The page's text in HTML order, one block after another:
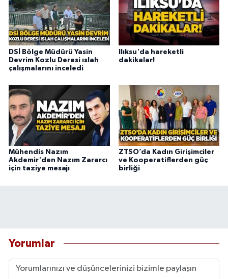
DSİ Bölge Müdürü Yasin
Devrim Kozlu Deresi ıslah
çalışmalarını inceledi
Ilıksu'da hareketli
dakikalar!
Mühendis Nazım
Akdemir'den Nazım Zararcı
için taziye mesajı
ZTSO’da Kadın Girişimciler
ve Kooperatiflerden güç
birliği
Yorumlar